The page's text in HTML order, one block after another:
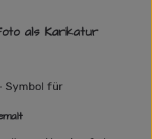
als Karikatur